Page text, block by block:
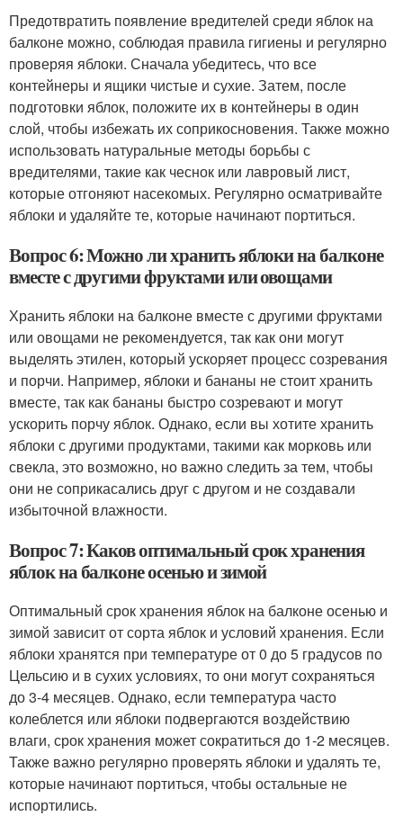
Предотвратить появление вредителей среди яблок на
балконе можно, соблюдая правила гигиены и регулярно
проверяя яблоки. Сначала убедитесь, что все
контейнеры и ящики чистые и сухие. Затем, после
подготовки яблок, положите их в контейнеры в один
слой, чтобы избежать их соприкосновения. Также можно
использовать натуральные методы борьбы с
вредителями, такие как чеснок или лавровый лист,
которые отгоняют насекомых. Регулярно осматривайте
яблоки и удаляйте те, которые начинают портиться.
Вопрос 6: Можно ли хранить яблоки на балконе
вместе с другими фруктами или овощами
Хранить яблоки на балконе вместе с другими фруктами
или овощами не рекомендуется, так как они могут
выделять этилен, который ускоряет процесс созревания
и порчи. Например, яблоки и бананы не стоит хранить
вместе, так как бананы быстро созревают и могут
ускорить порчу яблок. Однако, если вы хотите хранить
яблоки с другими продуктами, такими как морковь или
свекла, это возможно, но важно следить за тем, чтобы
они не соприкасались друг с другом и не создавали
избыточной влажности.
Вопрос 7: Каков оптимальный срок хранения
яблок на балконе осенью и зимой
Оптимальный срок хранения яблок на балконе осенью и
зимой зависит от сорта яблок и условий хранения. Если
яблоки хранятся при температуре от 0 до 5 градусов по
Цельсию и в сухих условиях, то они могут сохраняться
до 3-4 месяцев. Однако, если температура часто
колеблется или яблоки подвергаются воздействию
влаги, срок хранения может сократиться до 1-2 месяцев.
Также важно регулярно проверять яблоки и удалять те,
которые начинают портиться, чтобы остальные не
испортились.